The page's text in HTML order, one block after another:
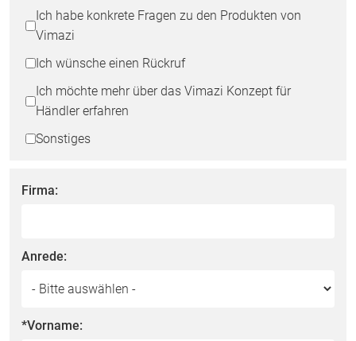
field
Ich habe konkrete Fragen zu den Produkten von
Vimazi
Ich wünsche einen Rückruf
Ich möchte mehr über das Vimazi Konzept für
Händler erfahren
Sonstiges
Firma:
Anrede:
*Vorname: